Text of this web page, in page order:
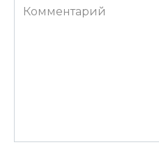
Комментарий